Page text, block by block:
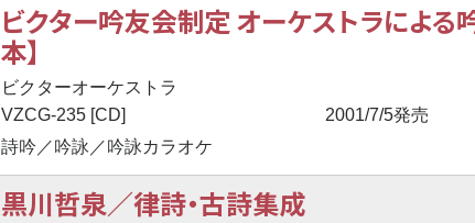
ビクター吟友会制定 オーケストラによる
本】
ビクターオーケストラ
VZCG-235 [CD]
2001/7/5発売
詩吟／吟詠／吟詠カラオケ
黒川哲泉／律詩・古詩集成